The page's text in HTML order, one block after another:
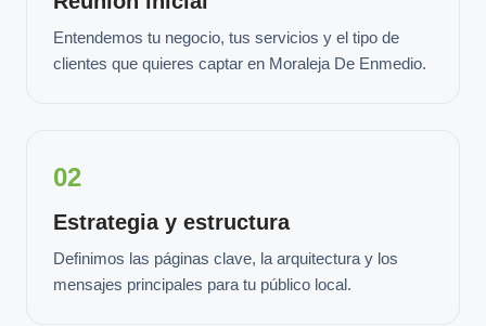
Entendemos tu negocio, tus servicios y el tipo de
clientes que quieres captar en Moraleja De Enmedio.
02
Estrategia y estructura
Definimos las páginas clave, la arquitectura y los
mensajes principales para tu público local.